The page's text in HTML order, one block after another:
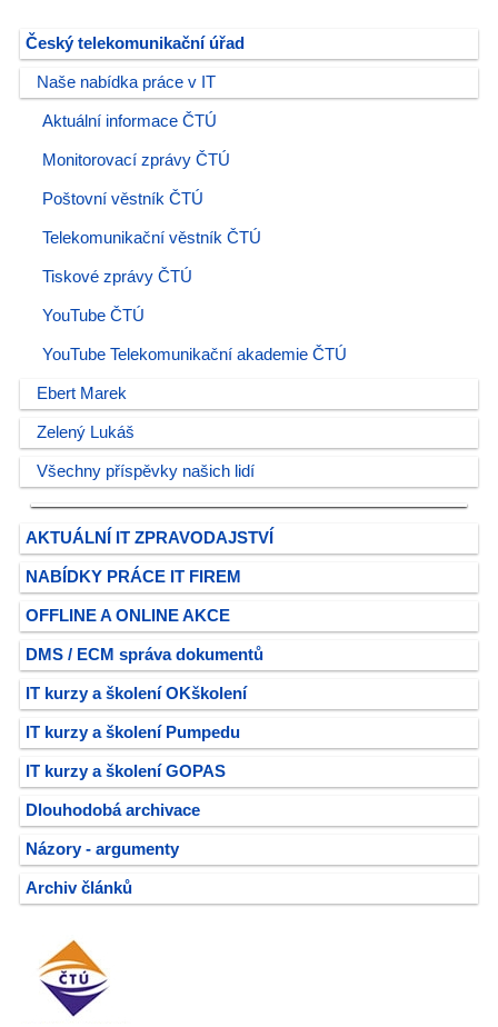
Český telekomunikační úřad
Naše nabídka práce v IT
Aktuální informace ČTÚ
Monitorovací zprávy ČTÚ
Poštovní věstník ČTÚ
Telekomunikační věstník ČTÚ
Tiskové zprávy ČTÚ
YouTube ČTÚ
YouTube Telekomunikační akademie ČTÚ
Ebert Marek
Zelený Lukáš
Všechny příspěvky našich lidí
AKTUÁLNÍ IT ZPRAVODAJSTVÍ
NABÍDKY PRÁCE IT FIREM
OFFLINE A ONLINE AKCE
DMS / ECM správa dokumentů
IT kurzy a školení OKškolení
IT kurzy a školení Pumpedu
IT kurzy a školení GOPAS
Dlouhodobá archivace
Názory - argumenty
Archiv článků